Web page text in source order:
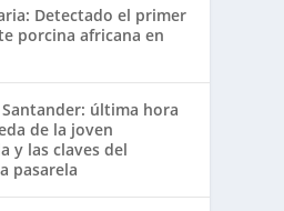
Detectado el primer
porcina africana en
última hora
de la joven
y las claves del
pasarela